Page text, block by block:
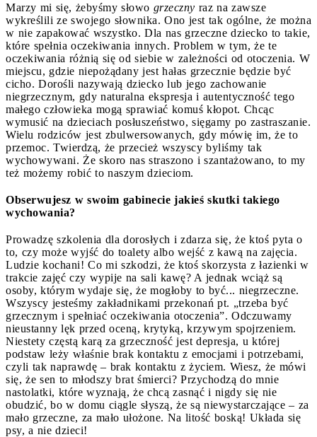
Marzy mi się, żebyśmy słowo grzeczny raz na zawsze
wykreślili ze swojego słownika. Ono jest tak ogólne, że można
w nie zapakować wszystko. Dla nas grzeczne dziecko to takie,
które spełnia oczekiwania innych. Problem w tym, że te
oczekiwania różnią się od siebie w zależności od otoczenia. W
miejscu, gdzie niepożądany jest hałas grzecznie będzie być
cicho. Dorośli nazywają dziecko lub jego zachowanie
niegrzecznym, gdy naturalna ekspresja i autentyczność tego
małego człowieka mogą sprawiać komuś kłopot. Chcąc
wymusić na dzieciach posłuszeństwo, sięgamy po zastraszanie.
Wielu rodziców jest zbulwersowanych, gdy mówię im, że to
przemoc. Twierdzą, że przecież wszyscy byliśmy tak
wychowywani. Że skoro nas straszono i szantażowano, to my
też możemy robić to naszym dzieciom.
Obserwujesz w swoim gabinecie jakieś skutki takiego
wychowania?
Prowadzę szkolenia dla dorosłych i zdarza się, że ktoś pyta o
to, czy może wyjść do toalety albo wejść z kawą na zajęcia.
Ludzie kochani! Co mi szkodzi, że ktoś skorzysta z łazienki w
trakcie zajęć czy wypije na sali kawę? A jednak wciąż są
osoby, którym wydaje się, że mogłoby to być... niegrzeczne.
Wszyscy jesteśmy zakładnikami przekonań pt. „trzeba być
grzecznym i spełniać oczekiwania otoczenia”. Odczuwamy
nieustanny lęk przed oceną, krytyką, krzywym spojrzeniem.
Niestety częstą karą za grzeczność jest depresja, u której
podstaw leży właśnie brak kontaktu z emocjami i potrzebami,
czyli tak naprawdę – brak kontaktu z życiem. Wiesz, że mówi
się, że sen to młodszy brat śmierci? Przychodzą do mnie
nastolatki, które wyznają, że chcą zasnąć i nigdy się nie
obudzić, bo w domu ciągle słyszą, że są niewystarczające – za
mało grzeczne, za mało ułożone. Na litość boską! Układa się
psy, a nie dzieci!